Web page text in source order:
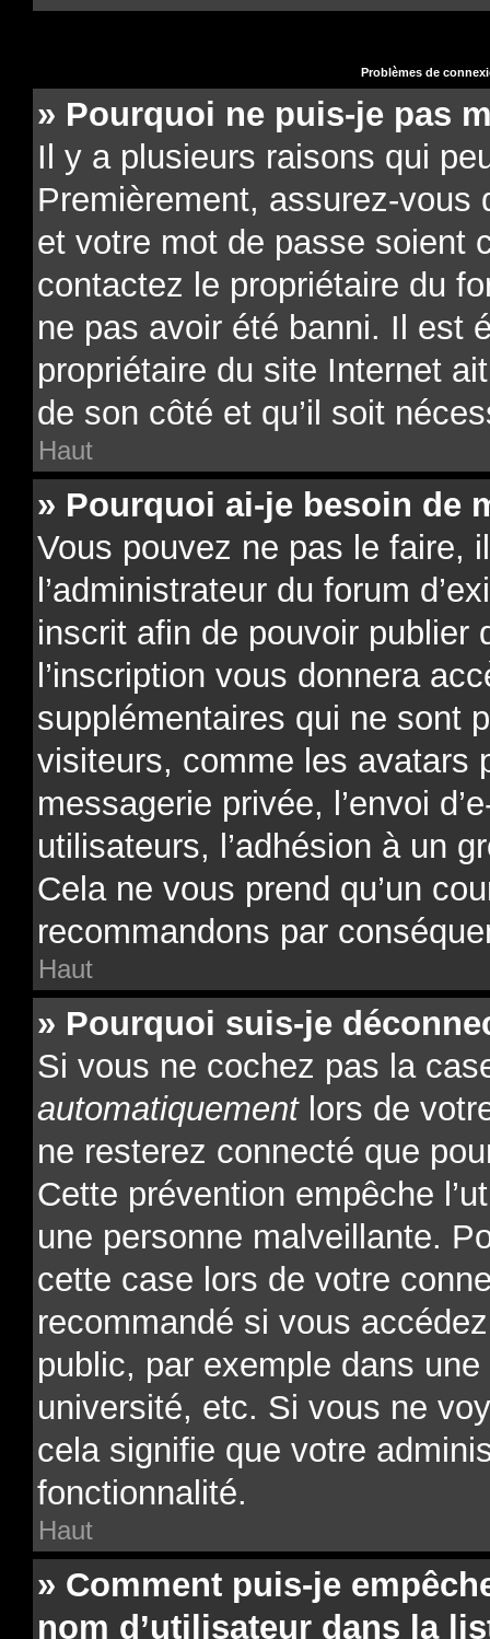
Problèmes de
» Pourquoi ne puis-je pas
Il y a plusieurs raisons qui
Premièrement, assurez-vous
et votre mot de passe soient
contactez le propriétaire du
ne pas avoir été banni. Il est
propriétaire du site Internet
de son côté et qu’il soit
Haut
» Pourquoi ai-je besoin de
Vous pouvez ne pas le faire,
l’administrateur du forum
inscrit afin de pouvoir publier
l’inscription vous donnera
supplémentaires qui ne sont
visiteurs, comme les avatars
messagerie privée, l’envoi
utilisateurs, l’adhésion à un
Cela ne vous prend qu’un
recommandons par
Haut
» Pourquoi suis-je
Si vous ne cochez pas la
automatiquementlors de
ne resterez connecté que
Cette prévention empêche
une personne malveillante.
cette case lors de votre
recommandé si vous
public, par exemple dans
université, etc. Si vous ne
cela signifie que votre
fonctionnalité.
Haut
» Comment puis-je
nom d’utilisateur dans la